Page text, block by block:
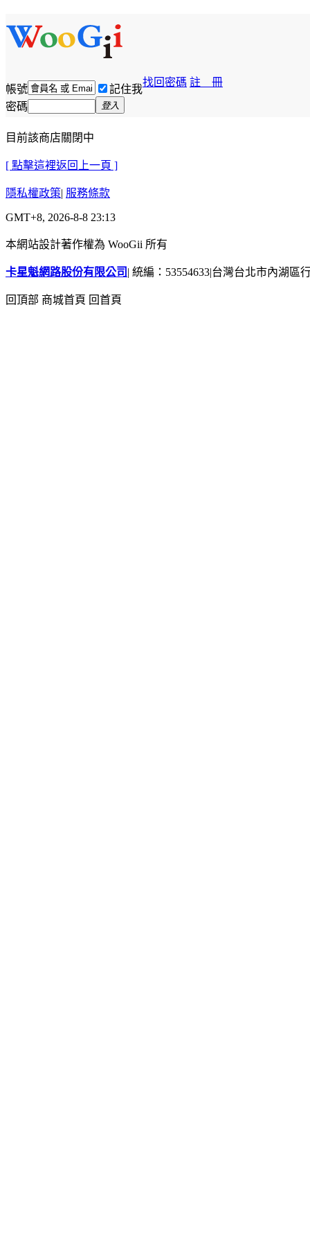
帳號 記住我
找回密碼 註 冊
密碼 登入
目前該商店關閉中
[ 點擊這裡返回上一頁 ]
隱私權政策| 服務條款
GMT+8, 2026-8-8 23:13
本網站設計著作權為 WooGii 所有
卡星魁網路股份有限公司 | 統編：53554633|台灣台北市內湖區
回頂部 商城首頁 回首頁